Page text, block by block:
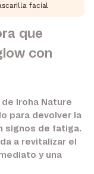
facial
que
con
de Iroha Nature
para devolver la
signos de fatiga.
a revitalizar el
y una